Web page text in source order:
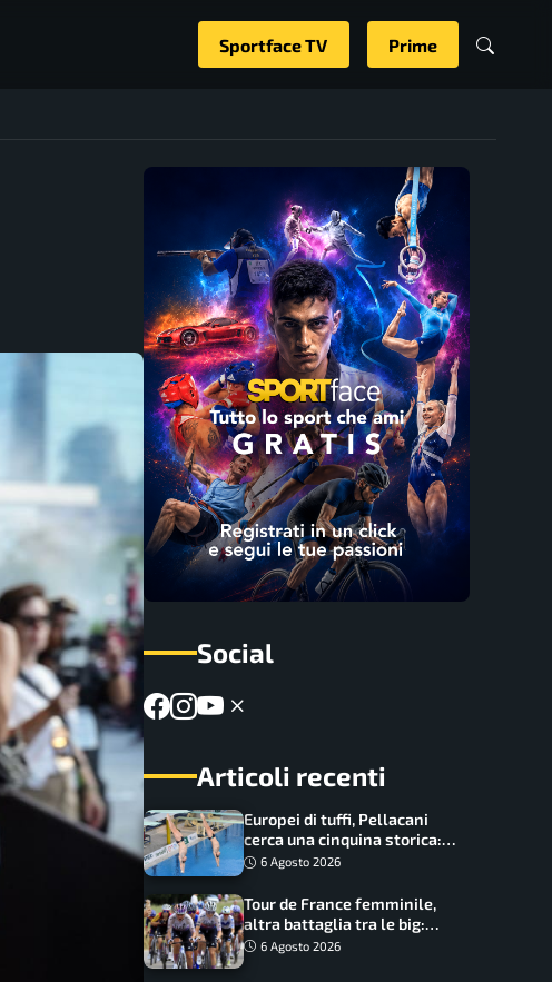
Sportface TV Prime
Social
Articoli recenti
Europei di tuffi, Pellacani
cerca una cinquina storica:
Conte e Wang sfidano la
6 Agosto 2026
Tour de France femminile,
altra battaglia tra le big:
Longo Borghini sogna il
colpo
6 Agosto 2026